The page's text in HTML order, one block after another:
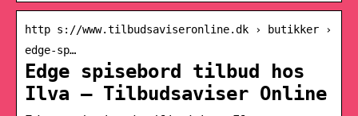
http s://www.tilbudsaviseronline.dk › butikker ›
edge-sp…
Edge spisebord tilbud hos
Ilva – Tilbudsaviser Online